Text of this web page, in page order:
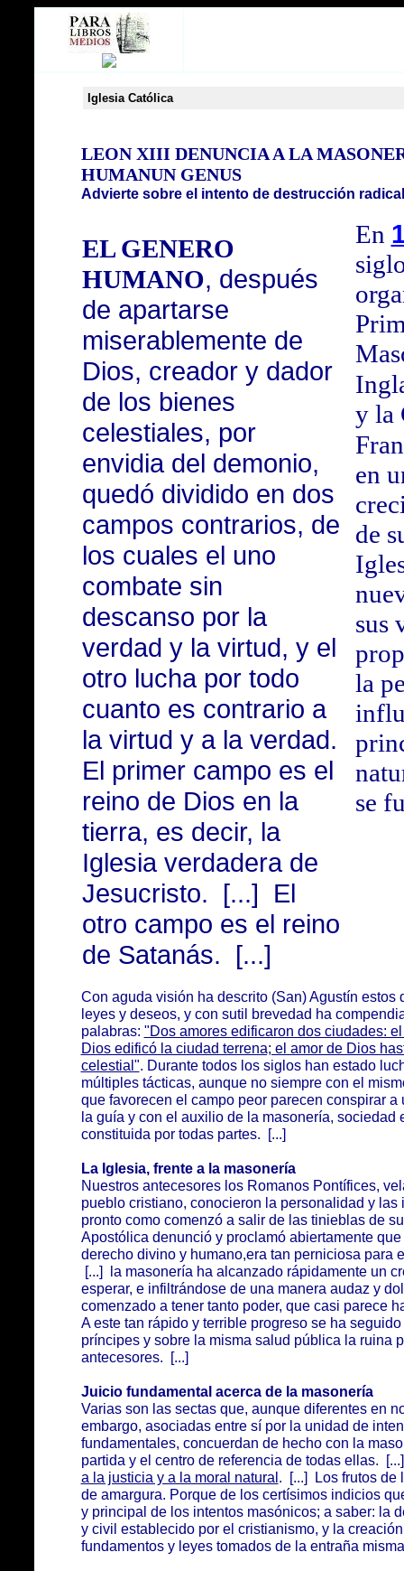
Iglesia Católica
LEON XIII DENUNCIA A LA
HUMANUN GENUS
Advierte sobre el intento de destrucción
EL GENERO
HUMANO, después
de apartarse
miserablemente de
Dios, creador y dador
de los bienes
celestiales, por
envidia del demonio,
quedó dividido en dos
campos contrarios, de
los cuales el uno
combate sin
descanso por la
verdad y la virtud, y el
otro lucha por todo
cuanto es contrario a
la virtud y a la verdad.
El primer campo es el
reino de Dios en la
tierra, es decir, la
Iglesia verdadera de
Jesucristo. [...] El
otro campo es el reino
de Satanás. [...]
En
y la
en
de
sus
la
se
Con aguda visión ha descrito (San) Agustín
leyes y deseos, y con sutil brevedad ha
palabras: "Dos amores edificaron dos ciudades:
Dios edificó la ciudad terrena; el amor de Dios
celestial". Durante todos los siglos han estado
múltiples tácticas, aunque no siempre con el
que favorecen el campo peor parecen conspirar
la guía y con el auxilio de la masonería, sociedad
constituida por todas partes. [...]
La Iglesia, frente a la masonería
Nuestros antecesores los Romanos Pontífices,
pueblo cristiano, conocieron la personalidad y
pronto como comenzó a salir de las tinieblas de
Apostólica denunció y proclamó abiertamente
derecho divino y humano,era tan perniciosa para
[...] la masonería ha alcanzado rápidamente un
esperar, e infiltrándose de una manera audaz y
comenzado a tener tanto poder, que casi parece
A este tan rápido y terrible progreso se ha
príncipes y sobre la misma salud pública la ruina
antecesores. [...]
Juicio fundamental acerca de la masonería
Varias son las sectas que, aunque diferentes en
embargo, asociadas entre sí por la unidad de
fundamentales, concuerdan de hecho con la
partida y el centro de referencia de todas ellas.
a la justicia y a la moral natural. [...] Los frutos de
de amargura. Porque de los certísimos indicios
y principal de los intentos masónicos; a saber: la
y civil establecido por el cristianismo, y la
fundamentos y leyes tomados de la entraña